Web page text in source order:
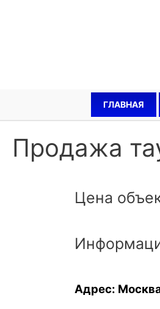
ГЛАВНАЯ
Продажа
Цена
Адрес: